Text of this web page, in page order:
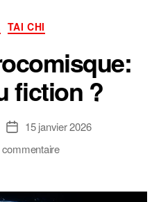
Yang
en
ligne
Catégories
TAI CHI
fiction ?
Date
l’article
15 janvier 2026
sur
réalité